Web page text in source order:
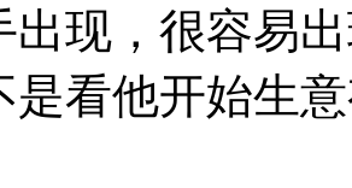
出现，很容易
是看他开始生